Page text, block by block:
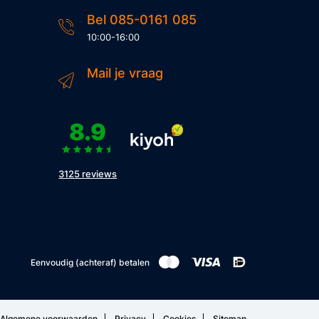
Bel 085-0161 085
10:00-16:00
Mail je vraag
8.9
3125 reviews
Eenvoudig (achteraf) betalen